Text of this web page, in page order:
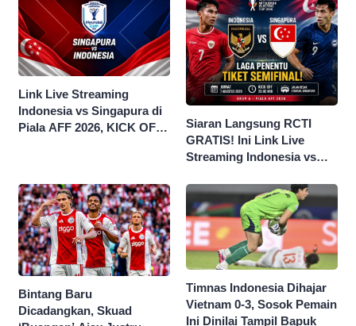
Link Live Streaming
Indonesia vs Singapura di
Piala AFF 2026, KICK OFF
Siaran Langsung RCTI
GRATIS! Ini Link Live
Streaming Indonesia vs
2026
Bintang Baru
Dicadangkan, Skuad
Timnas Indonesia Dihajar
Vietnam 0-3, Sosok Pemain
Ini Dinilai Tampil Bapuk